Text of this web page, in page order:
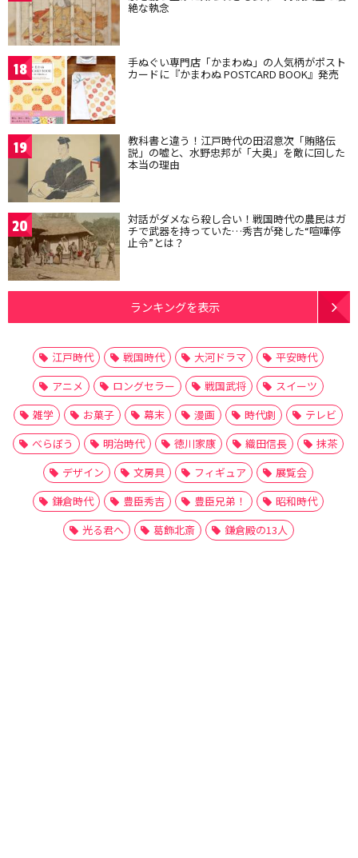
絶な執念
18 手ぬぐい専門店「かまわぬ」の人気柄がポスト
カードに『かまわぬ POSTCARD BOOK』発売
19 教科書と違う！江戸時代の田沼意次「賄賂伝
説」の嘘と、水野忠邦が「大奥」を敵に回した
本当の理由
20 対話がダメなら殺し合い！戦国時代の農民はガ
チで武器を持っていた…秀吉が発した“喧嘩停
止令”とは？
ランキングを表示
江戸時代 戦国時代 大河ドラマ
平安時代
アニメ
ロングセラー 戦国武将
スイーツ
雑学
お菓子 幕末 漫画 時代劇
テレビ
べらぼう
明治時代 徳川家康 織田信長
抹茶
デザイン
文房具 フィギュア
展覧会
鎌倉時代
豊臣秀吉 豊臣兄弟！
昭和時代
光る君へ
葛飾北斎 鎌倉殿の13人